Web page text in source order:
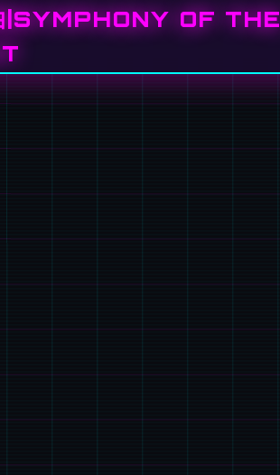
|SYMPHONY OF THE